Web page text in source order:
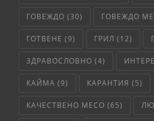
ГОВЕЖДО (30) ГОВЕЖДО
ГОТВЕНЕ (9) ГРИЛ (12)
ЗДРАВОСЛОВНО (4)
КАЙМА (9) КАРАНТИЯ (5)
КАЧЕСТВЕНО МЕСО (65)